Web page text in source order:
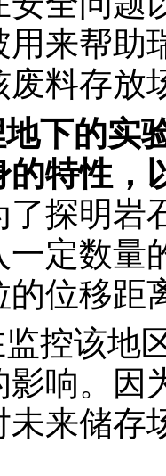
用来帮助
废料存放
下的实
特性，
了探明岩
一定数量
的位移距
控该地
影响。因
来储存